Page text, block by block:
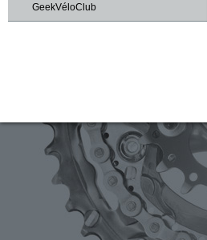
GeekVéloClub